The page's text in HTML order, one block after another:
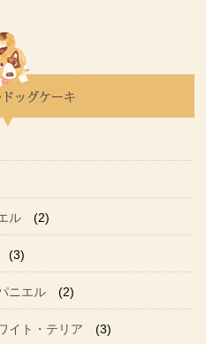
ル (2)
(3)
ニエル (2)
イト・テリア (3)